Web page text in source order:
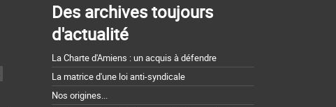
Des archives toujours
d'actualité
La Charte d'Amiens : un acquis à défendre
La matrice d'une loi anti-syndicale
Nos origines...